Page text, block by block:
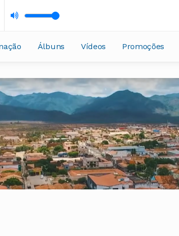
Álbuns Vídeos Promoções